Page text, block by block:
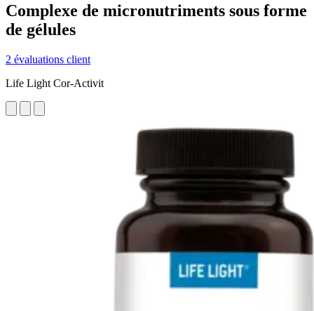
Complexe de micronutriments sous forme
de gélules
2 évaluations client
Life Light Cor-Activit